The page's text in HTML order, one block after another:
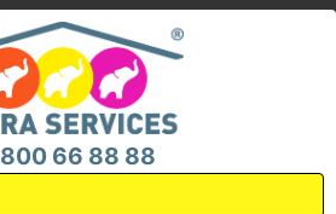
800 66 88 88